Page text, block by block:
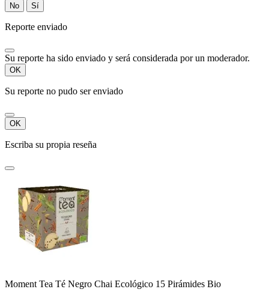
No Sí
Reporte enviado
Su reporte ha sido enviado y será considerada por un moderador.
OK
Su reporte no pudo ser enviado
OK
Escriba su propia reseña
Moment Tea Té Negro Chai Ecológico 15 Pirámides Bio